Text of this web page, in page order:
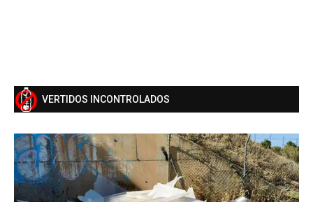
VERTIDOS INCONTROLADOS